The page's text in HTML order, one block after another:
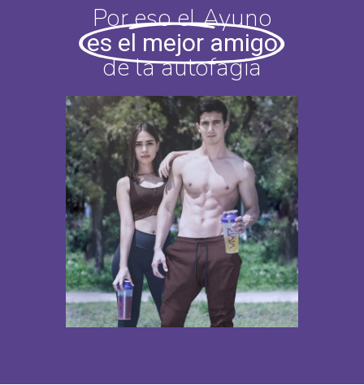
Por eso el Ayuno
es el mejor amigo
de la autofagia